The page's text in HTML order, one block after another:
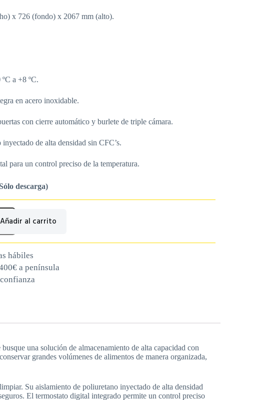
x 726 (fondo) x 2067 mm (alto).
a +8 ºC.
en acero inoxidable.
con cierre automático y burlete de triple cámara.
de alta densidad sin CFC’s.
para un control preciso de la temperatura.
descarga)
Añadir al carrito
hábiles
a península
una solución de almacenamiento de alta capacidad con
grandes volúmenes de alimentos de manera organizada,
Su aislamiento de poliuretano inyectado de alta densidad
El termostato digital integrado permite un control preciso